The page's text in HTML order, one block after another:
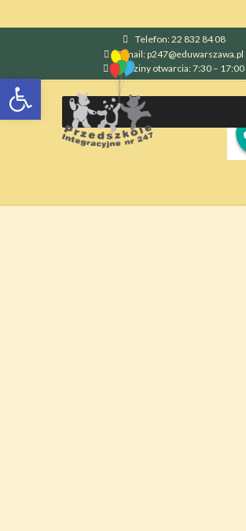
Otwórz pasek narzędzi
Telefon: 22 832 84 08
E-mail: p247@eduwarszawa.pl
Godziny otwarcia: 7:30 – 17:00